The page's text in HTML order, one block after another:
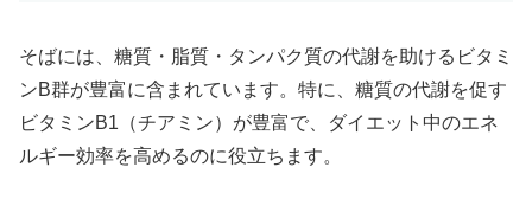
そばには、糖質・脂質・タンパク質の代謝を助けるビタミ
ンB群が豊富に含まれています。特に、糖質の代謝を促す
ビタミンB1（チアミン）が豊富で、ダイエット中のエネ
ルギー効率を高めるのに役立ちます。